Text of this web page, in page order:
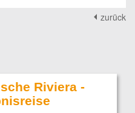
zurück
Riviera -